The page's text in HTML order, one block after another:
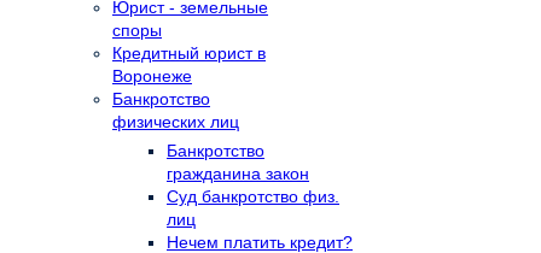
Юрист - земельные
споры
Кредитный юрист в
Воронеже
Банкротство
физических лиц
Банкротство
гражданина закон
Суд банкротство физ.
лиц
Нечем платить кредит?